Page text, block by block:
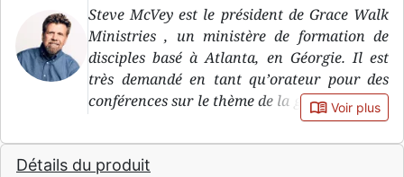
Steve McVey est le président de Grace Walk
Ministries , un ministère de formation de
disciples basé à Atlanta, en Géorgie. Il est
très demandé en tant qu’orateur pour des
conférences sur le thème de la grâce. Ce livre
est le deuxième du même auteur édité par La
Maison de la Bible, après Victorieux par
grâce .
book_open Voir plus
Détails du produit